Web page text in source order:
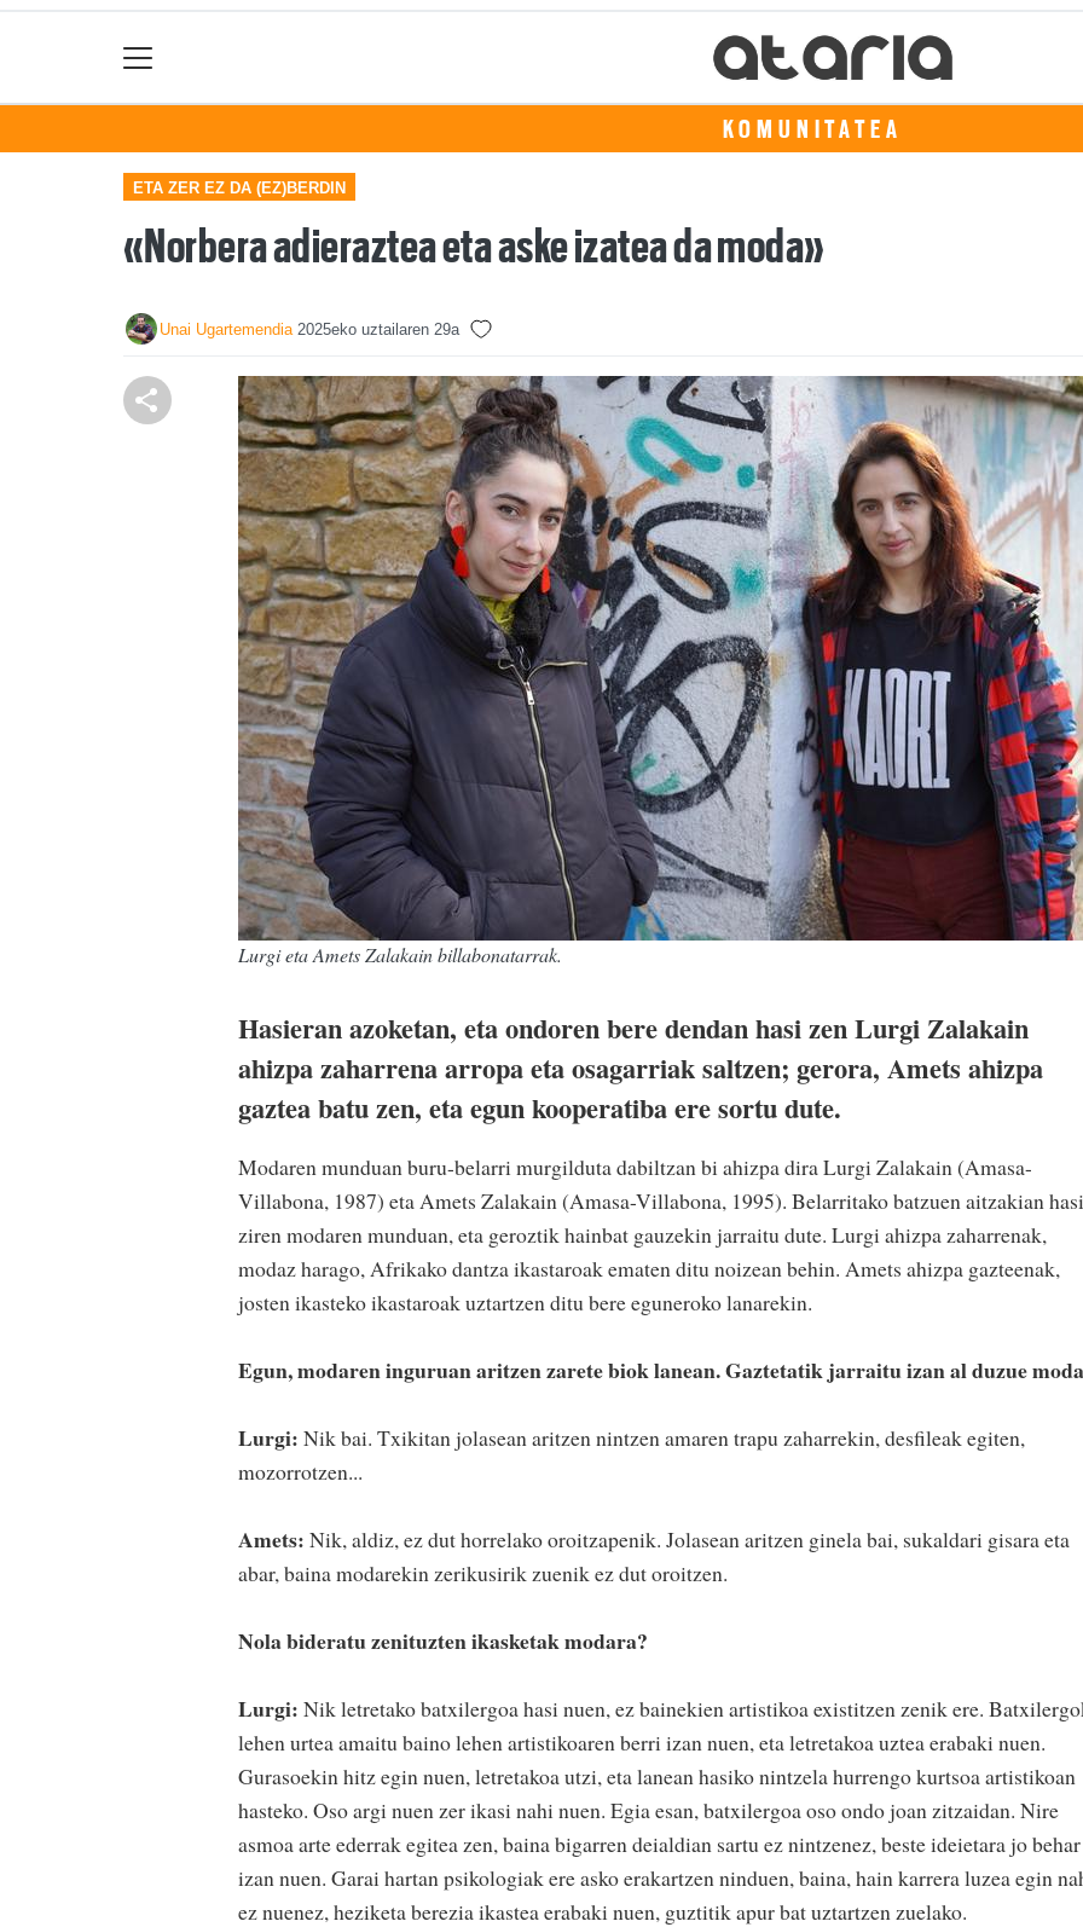
KOMUNITATEA
ETA ZER EZ DA (EZ)BERDIN
«Norbera adieraztea eta aske izatea da moda»
Unai Ugartemendia 2025eko uztailaren 29a
Lurgi eta Amets Zalakain billabonatarrak.
Hasieran azoketan, eta ondoren bere dendan hasi zen Lurgi Zalakain
ahizpa zaharrena arropa eta osagarriak saltzen; gerora, Amets ahizpa
gaztea batu zen, eta egun kooperatiba ere sortu dute.
Modaren munduan buru-belarri murgilduta dabiltzan bi ahizpa dira Lurgi Zalakain (Amasa-
Villabona, 1987) eta Amets Zalakain (Amasa-Villabona, 1995). Belarritako batzuen aitzakian hasi
ziren modaren munduan, eta geroztik hainbat gauzekin jarraitu dute. Lurgi ahizpa zaharrenak,
modaz harago, Afrikako dantza ikastaroak ematen ditu noizean behin. Amets ahizpa gazteenak,
josten ikasteko ikastaroak uztartzen ditu bere eguneroko lanarekin.
Egun, modaren inguruan aritzen zarete biok lanean. Gaztetatik jarraitu izan al duzue
Lurgi: Nik bai. Txikitan jolasean aritzen nintzen amaren trapu zaharrekin, desfileak egiten,
mozorrotzen...
Amets: Nik, aldiz, ez dut horrelako oroitzapenik. Jolasean aritzen ginela bai, sukaldari gisara eta
abar, baina modarekin zerikusirik zuenik ez dut oroitzen.
Nola bideratu zenituzten ikasketak modara?
Lurgi: Nik letretako batxilergoa hasi nuen, ez bainekien artistikoa existitzen zenik ere.
lehen urtea amaitu baino lehen artistikoaren berri izan nuen, eta letretakoa uztea erabaki nuen.
Gurasoekin hitz egin nuen, letretakoa utzi, eta lanean hasiko nintzela hurrengo kurtsoa artistikoan
hasteko. Oso argi nuen zer ikasi nahi nuen. Egia esan, batxilergoa oso ondo joan zitzaidan. Nire
asmoa arte ederrak egitea zen, baina bigarren deialdian sartu ez nintzenez, beste ideietara jo behar
izan nuen. Garai hartan psikologiak ere asko erakartzen ninduen, baina, hain karrera luzea egin
ez nuenez, heziketa berezia ikastea erabaki nuen, guztitik apur bat uztartzen zuelako.